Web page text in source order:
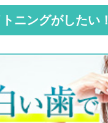
ニングがしたい！